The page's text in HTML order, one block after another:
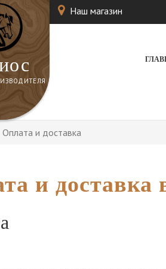
Наш магазин
Оплата и доставка
и доставка